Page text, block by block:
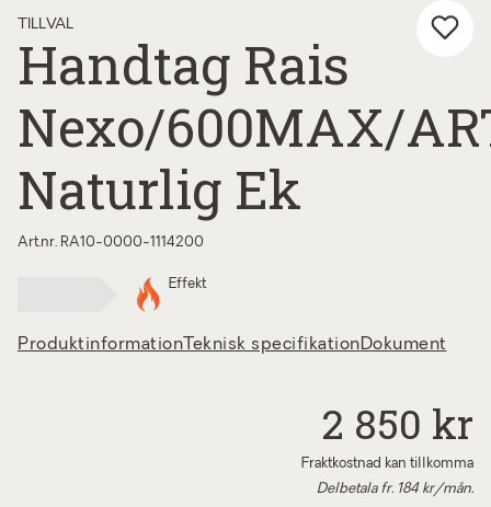
TILLVAL
Handtag Rais
Nexo/600MAX/
Naturlig Ek
Art.nr. RA10-0000-1114200
Effekt
Produktinformation Teknisk specifikationDokument
2 850 kr
Fraktkostnad kan tillkomma
Delbetala fr. 184kr/mån.